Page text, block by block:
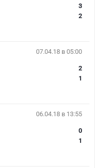
3
2
07.04.18 в 05:00
2
1
06.04.18 в 13:55
0
1